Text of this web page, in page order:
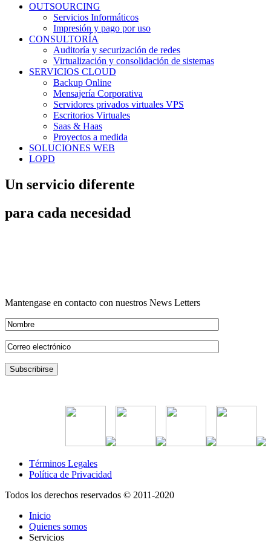
OUTSOURCING
Servicios Informáticos
Impresión y pago por uso
CONSULTORÍA
Auditoría y securización de redes
Virtualización y consolidación de sistemas
SERVICIOS CLOUD
Backup Online
Mensajería Corporativa
Servidores privados virtuales VPS
Escritorios Virtuales
Saas & Haas
Proyectos a medida
SOLUCIONES WEB
LOPD
Un servicio diferente
para cada necesidad
Mantengase en contacto con nuestros News Letters
Términos Legales
Política de Privacidad
Todos los derechos reservados © 2011-2020
Inicio
Quienes somos
Servicios